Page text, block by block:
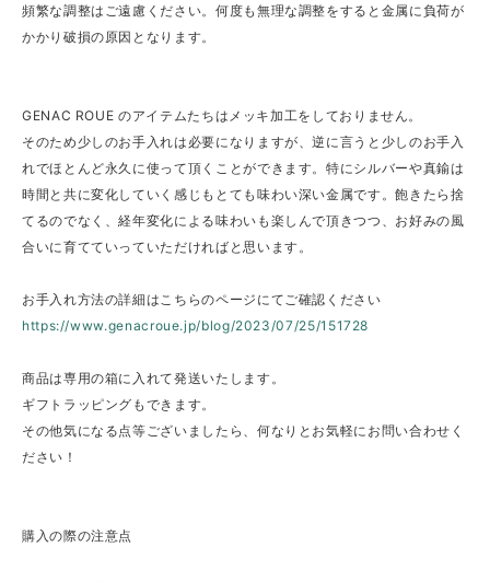
頻繁な調整はご遠慮ください。何度も無理な調整をすると金属に負荷が
かかり破損の原因となります。
GENAC ROUE のアイテムたちはメッキ加工をしておりません。
そのため少しのお手入れは必要になりますが、逆に言うと少しのお手入
れでほとんど永久に使って頂くことができます。特にシルバーや真鍮は
時間と共に変化していく感じもとても味わい深い金属です。飽きたら捨
てるのでなく、経年変化による味わいも楽しんで頂きつつ、お好みの風
合いに育てていっていただければと思います。
お手入れ方法の詳細はこちらのページにてご確認ください
https://www.genacroue.jp/blog/2023/07/25/151728
商品は専用の箱に入れて発送いたします。
ギフトラッピングもできます。
その他気になる点等ございましたら、何なりとお気軽にお問い合わせく
ださい！
購入の際の注意点